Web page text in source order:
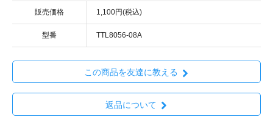
販売価格 1,100円(税込)
型番 TTL8056-08A
この商品を友達に教える
返品について